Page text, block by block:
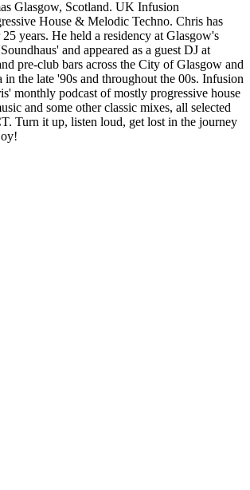
Glasgow, Scotland. UK Infusion
House & Melodic Techno. Chris has
years. He held a residency at Glasgow's
and appeared as a guest DJ at
pre-club bars across the City of Glasgow and
in the late '90s and throughout the 00s. Infusion
monthly podcast of mostly progressive house
and some other classic mixes, all selected
Turn it up, listen loud, get lost in the journey